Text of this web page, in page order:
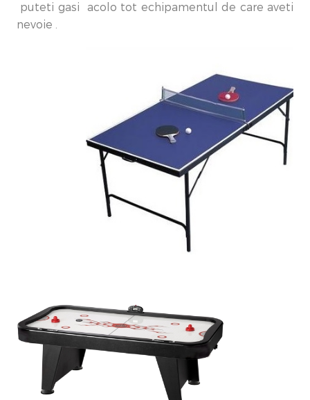
puteti gasi acolo tot echipamentul de care aveti
nevoie .